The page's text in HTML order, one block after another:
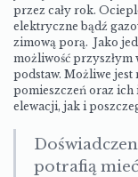
przez cały rok.
elektryczne bądź
zimową porą. Jako
możliwość przyszłym
podstaw. Możliwe jest
pomieszczeń oraz
elewacji, jak i
potrafią